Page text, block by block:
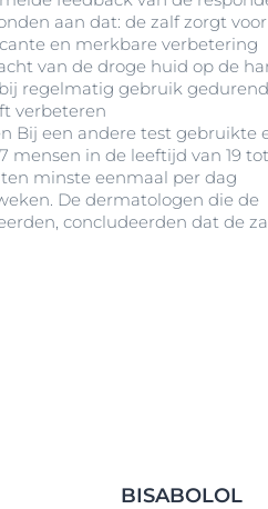
aan dat: de zalf zorgt
en merkbare verbetering
van de droge huid op de
regelmatig gebruik
verbeteren
Bij een andere test gebruikte
mensen in de leeftijd van 19
minste eenmaal per dag
De dermatologen die de
concludeerden dat de
BISABOLOL